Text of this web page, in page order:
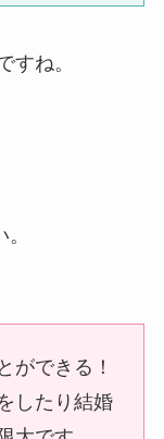
すね。
ができる！
したり結婚